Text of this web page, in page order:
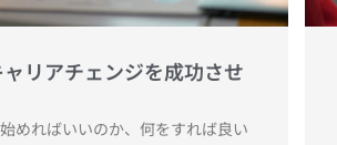
リアチェンジを成功させ
めればいいのか、何をすれば良い